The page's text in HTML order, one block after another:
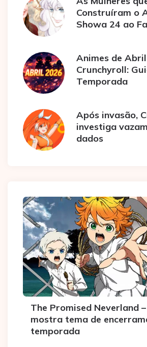
Construíram o
Showa 24 ao
Animes de
Crunchyroll:
Temporada
Após invasão,
investiga
dados
The Promised Neverland
mostra tema de
temporada